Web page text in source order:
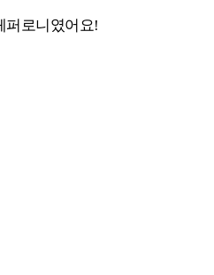
퍼로니였어요!